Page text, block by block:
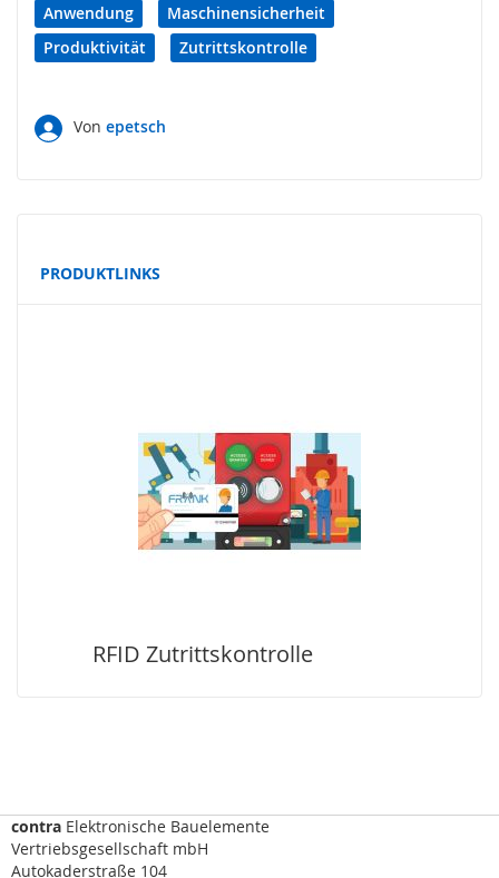
O
p
t
c
h
o
r
R
a
Anwendung
Maschinensicherheit
Produktivität
Zutrittskontrolle
Von epetsch
PRODUKTLINKS
RFID Zutrittskontrolle
contra Elektronische Bauelemente
Vertriebsgesellschaft mbH
Autokaderstraße 104